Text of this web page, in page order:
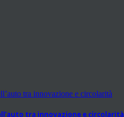
tra innovazione e circolarità